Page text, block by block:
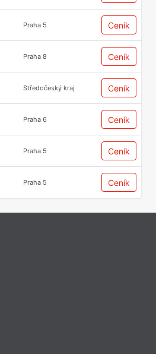
Praha 5 Ceník
Praha 8 Ceník
Středočeský kraj Ceník
Praha 6 Ceník
Praha 5 Ceník
Praha 5 Ceník